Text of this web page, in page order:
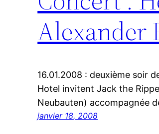
Alexander
16.01.2008 : deuxième soir
Hotel invitent Jack the
Neubauten) accompagnée
janvier 18, 2008